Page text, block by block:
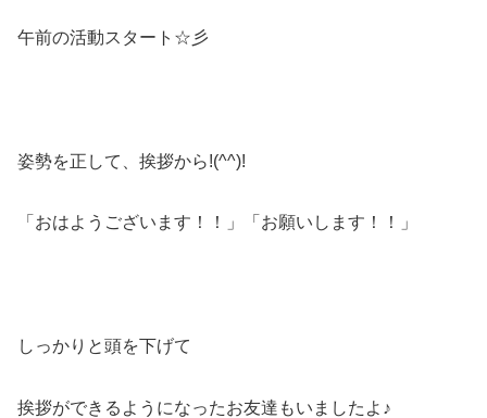
午前の活動スタート☆彡
姿勢を正して、挨拶から!(^^)!
「おはようございます！！」「お願いします！！」
しっかりと頭を下げて
挨拶ができるようになったお友達もいましたよ♪